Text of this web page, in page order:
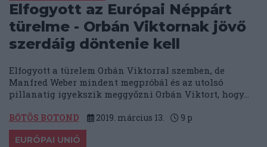
Elfogyott az Európai Néppárt
türelme - Orbán Viktornak jövő
szerdáig döntenie kell
Elfogyott a türelem Orbán Viktorral szemben, de
Manfred Weber mindent megpróbál és az utolsó
pillanatig igyekszik meggyőzni Orbán Viktort, hogy...
BŐTÖS BOTOND 2019. március 13. 9 p
EURÓPAI UNIÓ